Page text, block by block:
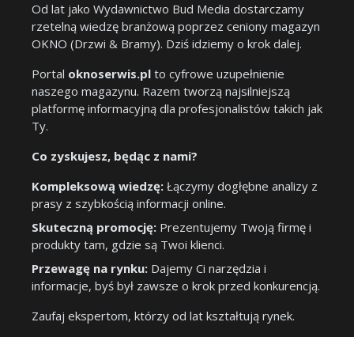
Od lat jako Wydawnictwo Bud Media dostarczamy
rzetelną wiedzę branżową poprzez ceniony magazyn
OKNO (Drzwi & Bramy). Dziś idziemy o krok dalej.
Portal oknoserwis.pl to cyfrowe uzupełnienie
naszego magazynu. Razem tworzą najsilniejszą
platformę informacyjną dla profesjonalistów takich jak
Ty.
Co zyskujesz, będąc z nami?
Kompleksową wiedzę: Łączymy dogłębne analizy z
prasy z szybkością informacji online.
Skuteczną promocję: Prezentujemy Twoją firmę i
produkty tam, gdzie są Twoi klienci.
Przewagę na rynku: Dajemy Ci narzędzia i
informacje, byś był zawsze o krok przed konkurencją.
Zaufaj ekspertom, którzy od lat kształtują rynek.